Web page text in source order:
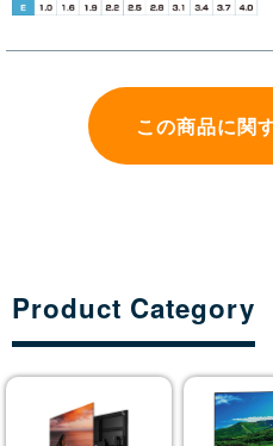
この商品に関
Product Category